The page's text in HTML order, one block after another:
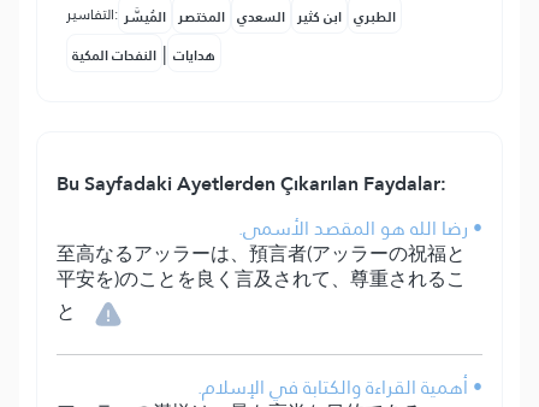
التفاسير: المُيسَّر المختصر السعدي ابن كثير الطبري
النفحات المكية | هدايات
Bu Sayfadaki Ayetlerden Çıkarılan Faydalar:
• رضا الله هو المقصد الأسمى.
至高なるアッラーは、預言者(アッラーの祝福と
平安を)のことを良く言及されて、尊重されるこ
と
• أهمية القراءة والكتابة في الإسلام.